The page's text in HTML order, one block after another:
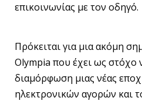
επικοινωνίας με τον οδηγό.
Πρόκειται για μια ακόμη
Olympia που έχει ως στόχο
διαμόρφωση μιας νέας
ηλεκτρονικών αγορών και